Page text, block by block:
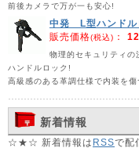
前後カメラで万が一も安心!
中発 L型ハンドル
販売価格(税込) ：
物理的セキュリティの
ハンドルロック!
高級感のある革調仕様で内装を傷
新着情報
☆★☆ 新着情報は RSSで